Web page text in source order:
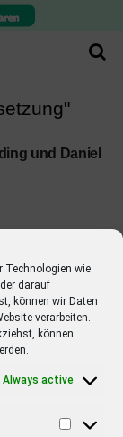
Technologien wie
darauf
können wir Daten
verarbeiten.
können
Always active
und Daniel